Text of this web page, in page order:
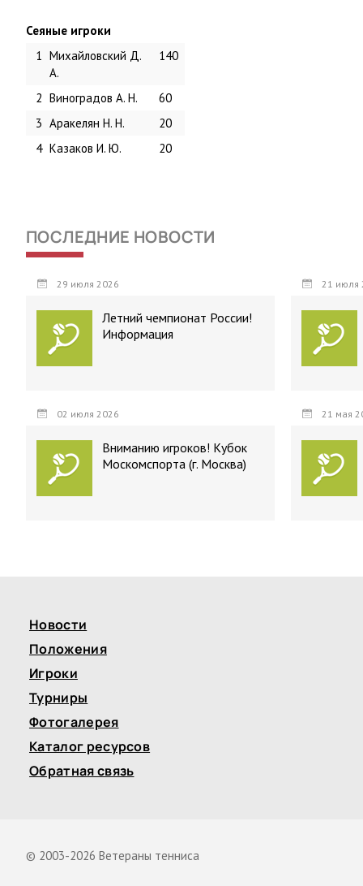
Сеяные игроки
1 Михайловский Д.
А.
140
2 Виноградов А. Н.
60
3 Аракелян Н. Н.
20
4 Казаков И. Ю. 20
ПОСЛЕДНИЕ НОВОСТИ
29 июля 2026
Летний чемпионат России!
Информация
21 июля
02 июля 2026
Вниманию игроков! Кубок
Москомспорта (г. Москва)
21 мая
Новости
Положения
Игроки
Турниры
Фотогалерея
Каталог ресурсов
Обратная связь
© 2003-2026 Ветераны тенниса